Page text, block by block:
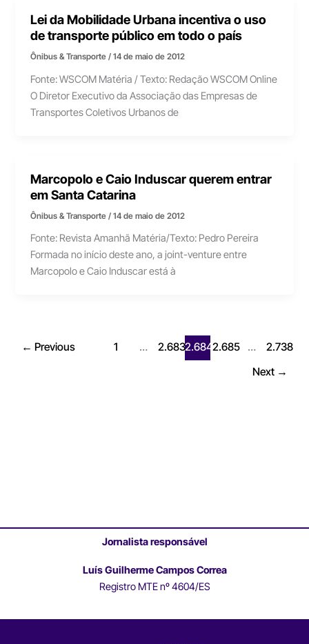
Lei da Mobilidade Urbana incentiva o uso
de transporte público em todo o país
Ônibus & Transporte/14 de maio de 2012
Fonte: WSCOM Matéria / Texto: Redação WSCOM Online
O Diretor Executivo da Associação das Empresas de
Transportes Coletivos Urbanos de
Marcopolo e Caio Induscar querem entrar
em Santa Catarina
Ônibus & Transporte/14 de maio de 2012
Fonte: Revista Amanhã Matéria/Texto: Pedro Pereira
Formada no início deste ano, a joint-venture entre
Marcopolo e Caio Induscar está à
← Previous 1 … 2.6832.6842.685 …
2.738
Next →
Jornalista responsável
Luís Guilherme Campos Correa
Registro MTE nº 4604/ES